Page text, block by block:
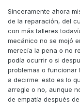
Sinceramente ahora
de la reparación, del
con más talleres
mecánico no se mojó
merecía la pena o no
podía ocurrir o si
problemas o funcionar
a decirme: esto es lo
arregle o no, aunque
de empatía después